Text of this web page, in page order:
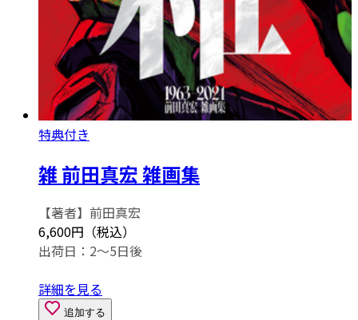
特典付き
雑 前田真宏 雑画集
【著者】前田真宏
6,600円（税込）
出荷日：2～5日後
詳細を見る
追加する